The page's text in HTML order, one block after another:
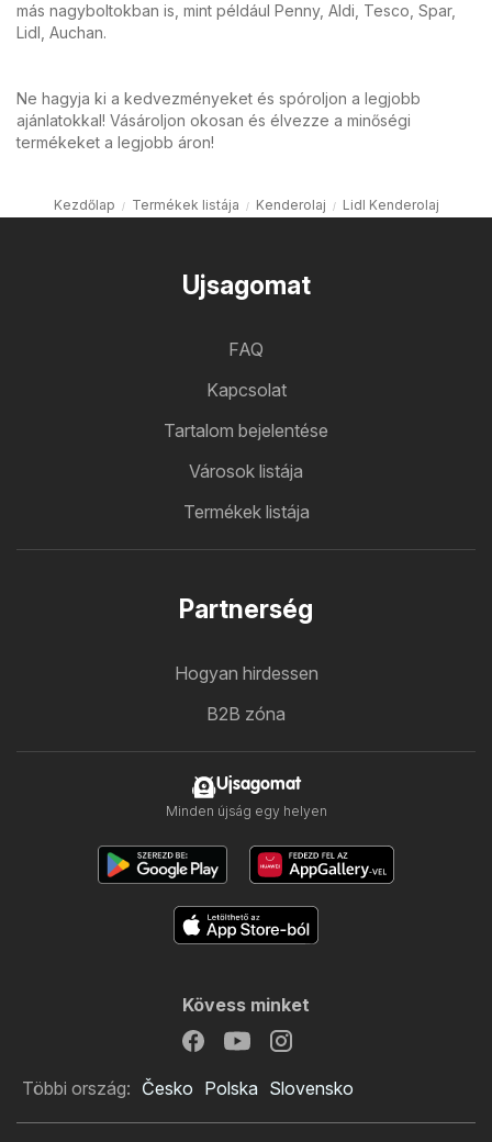
más nagyboltokban is, mint például Penny, Aldi, Tesco, Spar,
Lidl, Auchan.
Ne hagyja ki a kedvezményeket és spóroljon a legjobb
ajánlatokkal! Vásároljon okosan és élvezze a minőségi
termékeket a legjobb áron!
Kezdőlap Termékek listája Kenderolaj Lidl Kenderolaj
Ujsagomat
FAQ
Kapcsolat
Tartalom bejelentése
Városok listája
Termékek listája
Partnerség
Hogyan hirdessen
B2B zóna
Ujsagomat
Minden újság egy helyen
Kövess minket
Többi ország: Česko Polska Slovensko